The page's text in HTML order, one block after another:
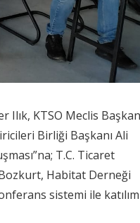
Ilık, KTSO Meclis
Birliği Başkanı Ali
T.C. Ticaret
Habitat Derneği
sistemi ile katılım